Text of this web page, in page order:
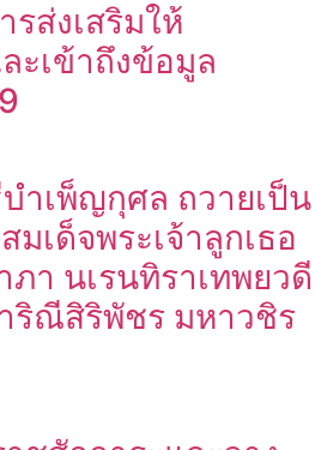
ส่งเสริมให้
ะเข้าถึงข้อมูล
ำเพ็ญกุศล ถวายเป็น
เด็จพระเจ้าลูกเธอ
า นเรนทิราเทพยวดี
ริณีสิริพัชร มหาวชิร